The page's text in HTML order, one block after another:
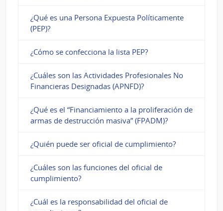
¿Qué es una Persona Expuesta Políticamente
(PEP)?
¿Cómo se confecciona la lista PEP?
¿Cuáles son las Actividades Profesionales No
Financieras Designadas (APNFD)?
¿Qué es el “Financiamiento a la proliferación de
armas de destrucción masiva” (FPADM)?
¿Quién puede ser oficial de cumplimiento?
¿Cuáles son las funciones del oficial de
cumplimiento?
¿Cuál es la responsabilidad del oficial de